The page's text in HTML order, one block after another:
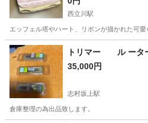
西立川駅
エッフェル塔やハート、リボンが描かれた可
東京 立川市 西立川駅
トリマー ル ータ
35,000円
志村坂上駅
倉庫整理の為出品致します。